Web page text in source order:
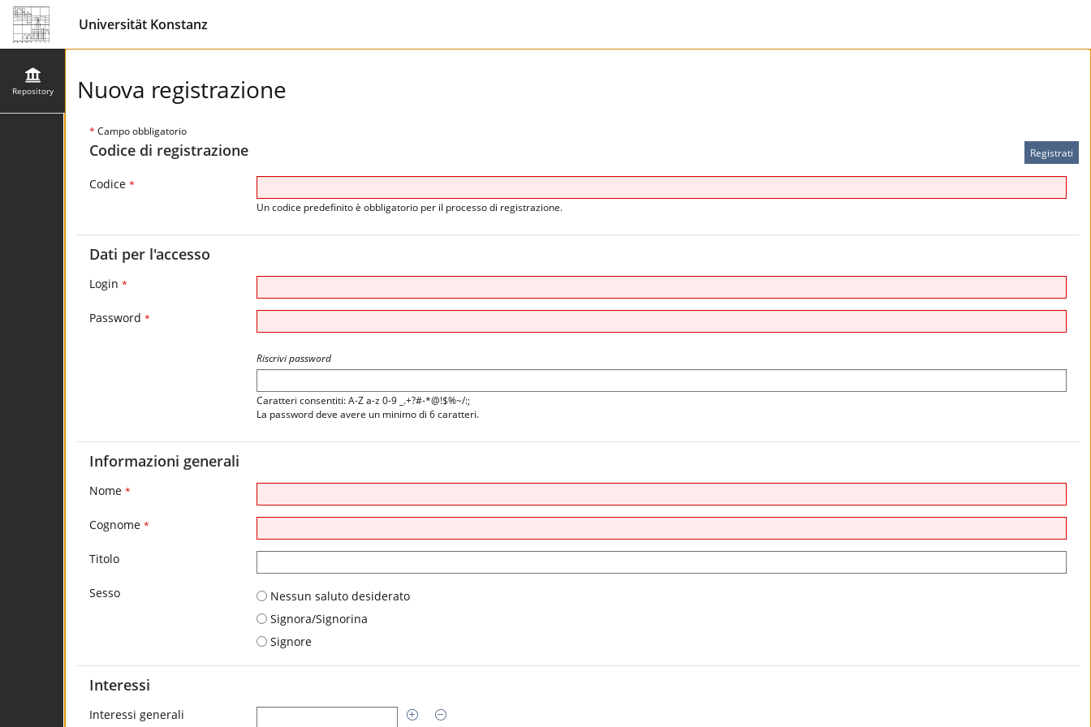
Universität Konstanz
Repository Nuova registrazione
* Campo obbligatorio
Codice di registrazione
Codice *
Un codice predefinito è obbligatorio per il processo di registrazione.
Dati per l'accesso
Login *
Password *
Riscrivi password
Caratteri consentiti: A-Z a-z 0-9 _.+?#-*@!$%~/:;
La password deve avere un minimo di 6 caratteri.
Informazioni generali
Nome *
Cognome *
Titolo
Sesso
Nessun saluto desiderato
Signora/Signorina
Signore
Interessi
Interessi generali